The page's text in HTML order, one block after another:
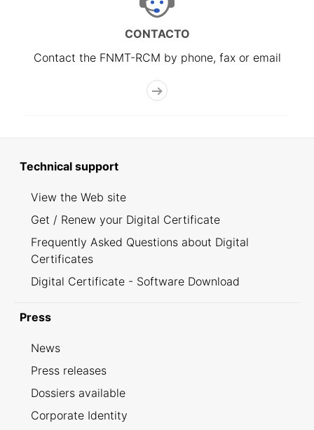
CONTACTO
Contact the FNMT-RCM by phone, fax or email
Technical support
View the Web site
Get / Renew your Digital Certificate
Frequently Asked Questions about Digital
Certificates
Digital Certificate - Software Download
Press
News
Press releases
Dossiers available
Corporate Identity